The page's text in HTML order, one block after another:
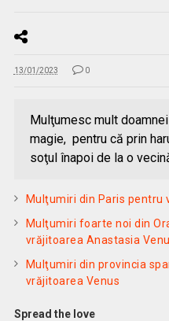
13/01/2023 0
Mulţumesc mult
magie, pentru că prin
soţul înapoi de la o
Mulţumiri din Paris pentru
Mulţumiri foarte noi din
vrăjitoarea Anastasia
Mulţumiri din provincia
vrăjitoarea Venus
Spread the love